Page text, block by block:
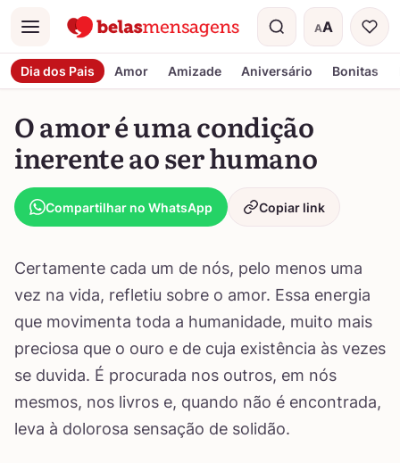
Menu AA
Tamanho do
Dia dos Pais Amor Amizade Aniversário Bonitas
O amor é uma condição
inerente ao ser humano
Compartilhar no WhatsApp Copiar link
Certamente cada um de nós, pelo menos uma
vez na vida, refletiu sobre o amor. Essa energia
que movimenta toda a humanidade, muito mais
preciosa que o ouro e de cuja existência às vezes
se duvida. É procurada nos outros, em nós
mesmos, nos livros e, quando não é encontrada,
leva à dolorosa sensação de solidão.